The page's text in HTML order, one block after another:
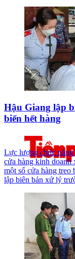
Hậu Giang lập
biển hết hàng
Lực lượng chức năng
cửa hàng kinh doanh
một số cửa hàng treo
lập biên bản xử lý